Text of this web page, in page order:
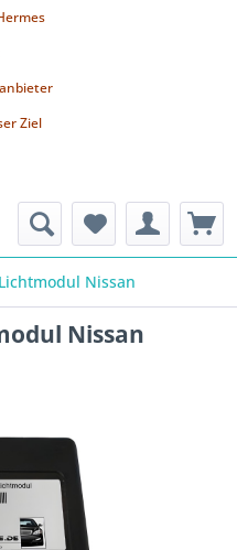
Ziel
Nissan
Nissan